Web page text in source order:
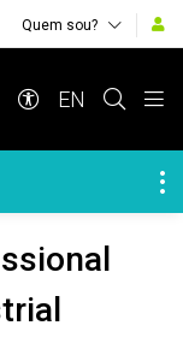
Quem sou?
EN